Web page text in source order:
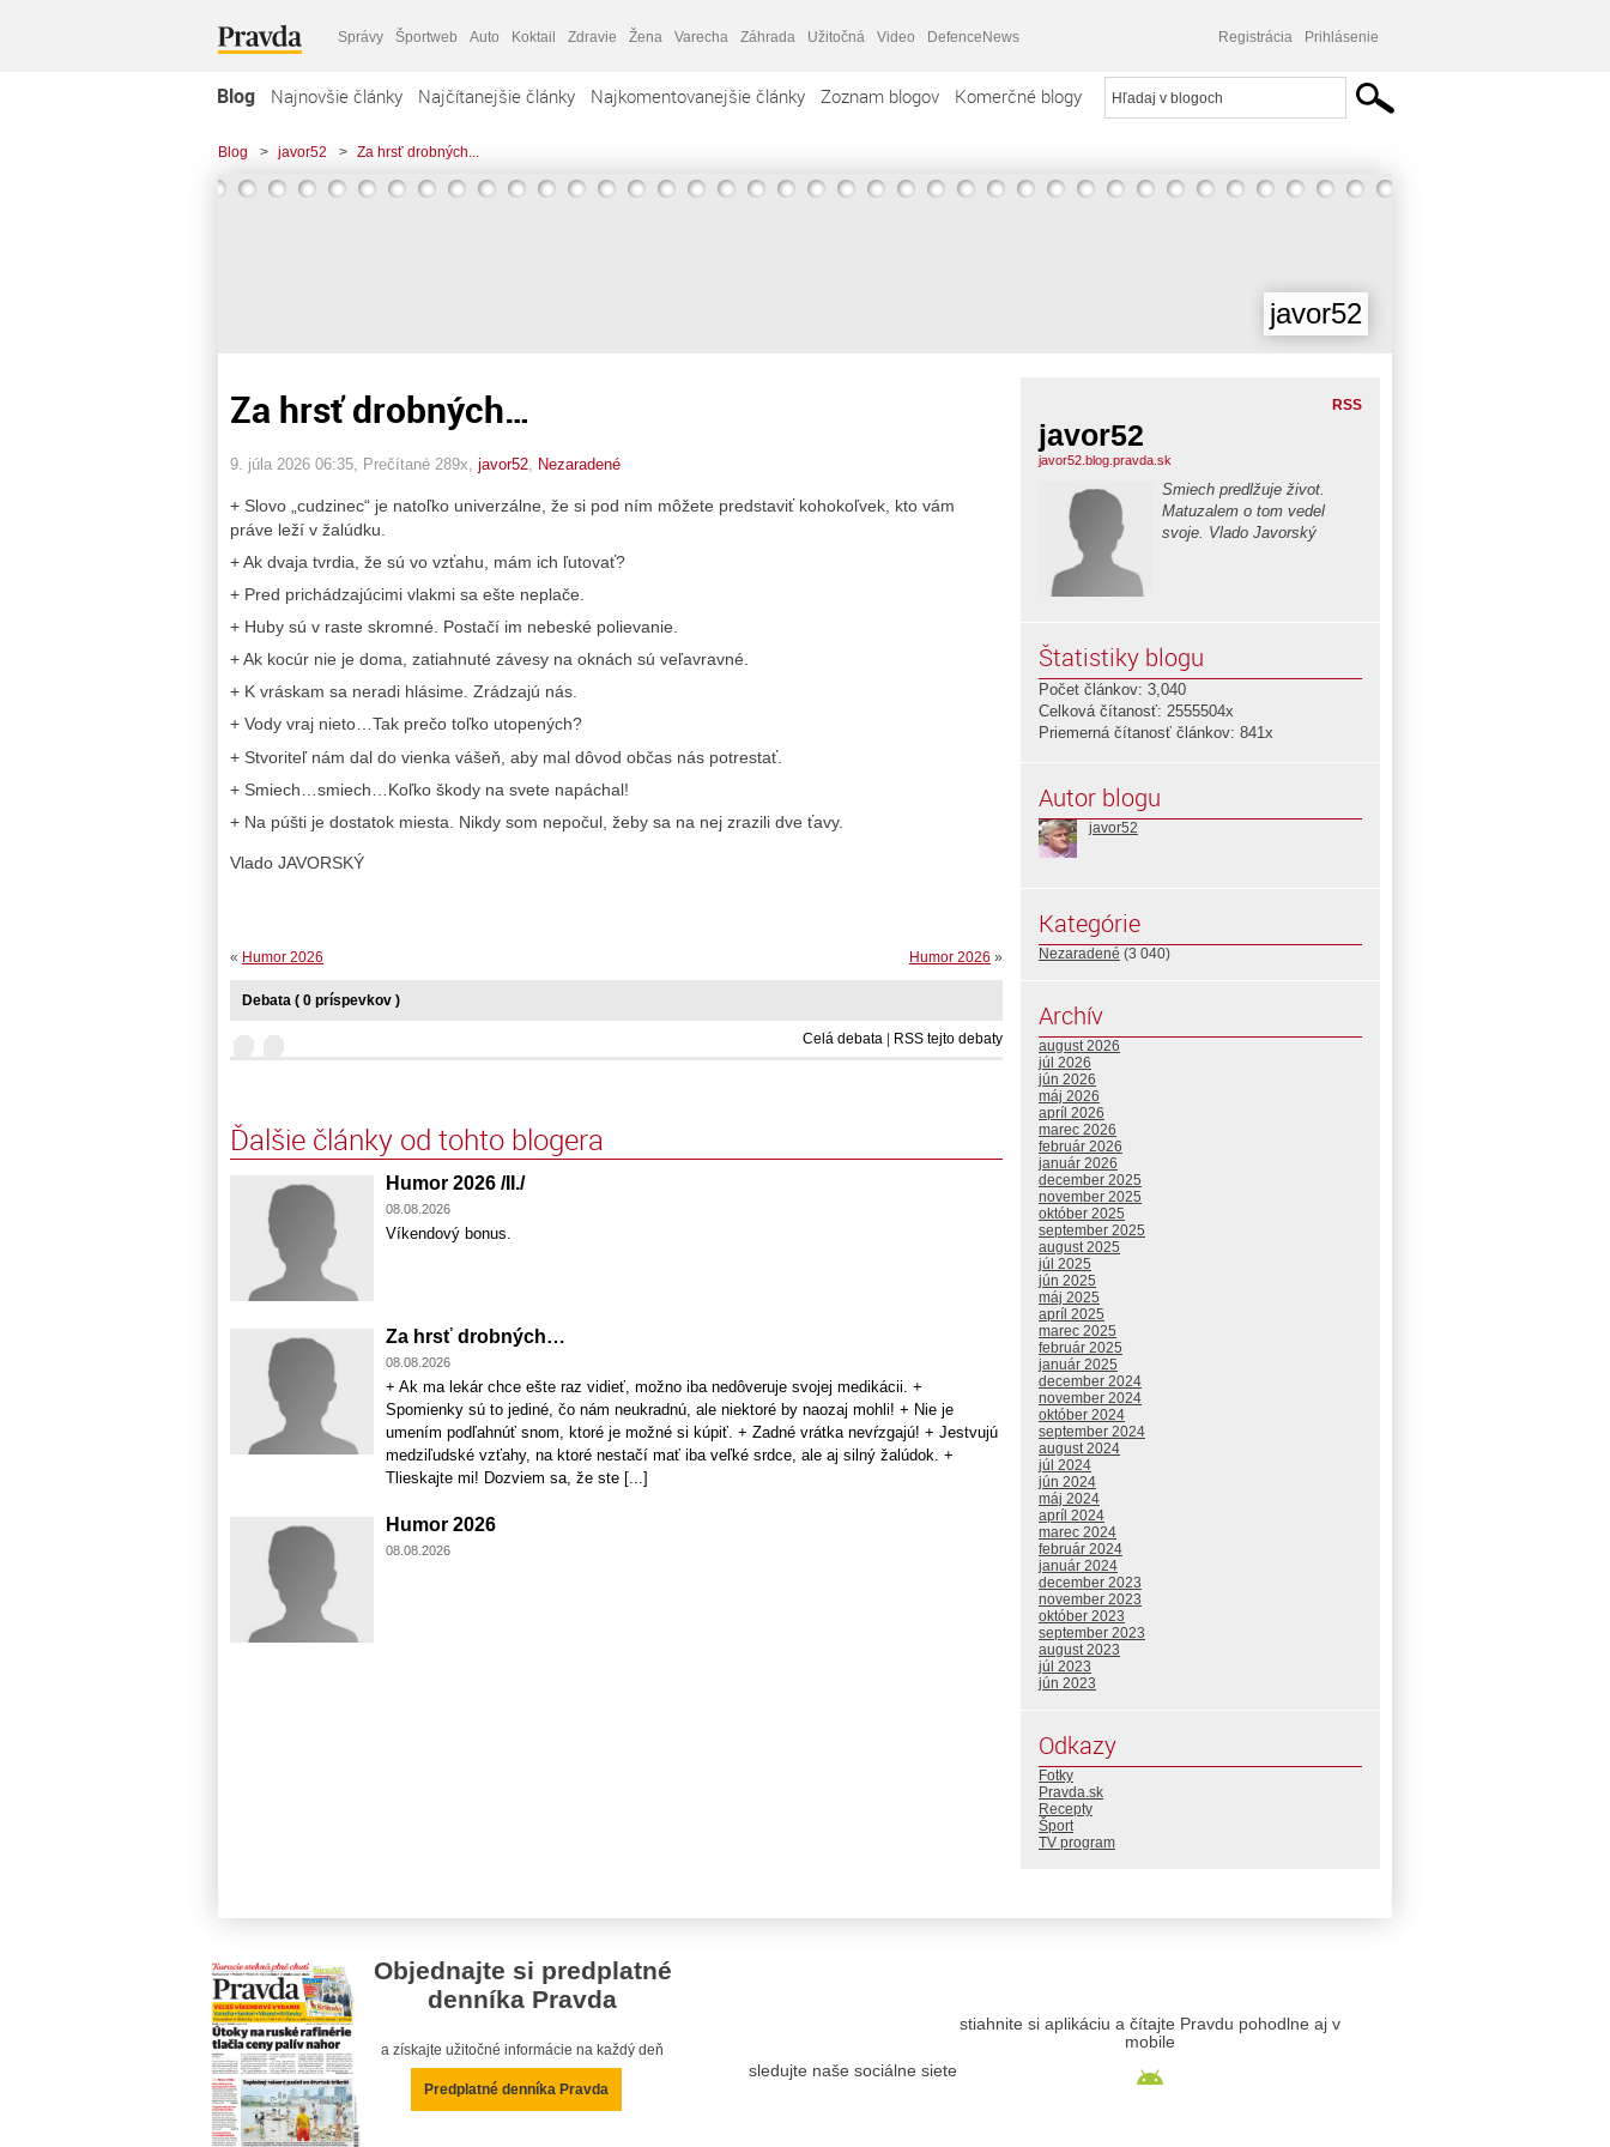
Správy Športweb Auto Koktail Zdravie Žena Varecha Záhrada Užitočná Video DefenceNews Registrácia Prihlásenie
Blog Najnovšie články Najčítanejšie články Najkomentovanejšie články Zoznam blogov Komerčné blogy
Blog > javor52 > Za hrsť drobných...
javor52
Za hrsť drobných…
9. júla 2026 06:35 , Prečítané 289x, javor52 Nezaradené
+ Slovo „cudzinec“ je natoľko univerzálne, že si pod ním môžete predstaviť kohokoľvek, kto vám
práve leží v žalúdku.
+ Ak dvaja tvrdia, že sú vo vzťahu, mám ich ľutovať?
+ Pred prichádzajúcimi vlakmi sa ešte neplače.
+ Huby sú v raste skromné. Postačí im nebeské polievanie.
+ Ak kocúr nie je doma, zatiahnuté závesy na oknách sú veľavravné.
+ K vráskam sa neradi hlásime. Zrádzajú nás.
+ Vody vraj nieto…Tak prečo toľko utopených?
+ Stvoriteľ nám dal do vienka vášeň, aby mal dôvod občas nás potrestať.
+ Smiech…smiech…Koľko škody na svete napáchal!
+ Na púšti je dostatok miesta. Nikdy som nepočul, žeby sa na nej zrazili dve ťavy.
Vlado JAVORSKÝ
Humor 2026 »
« Humor 2026
Debata ( 0 príspevkov )
Celá debata RSS tejto debaty
Ďalšie články od tohto blogera
Humor 2026 /II./
08.08.2026
Víkendový bonus.
Za hrsť drobných…
08.08.2026
+ Ak ma lekár chce ešte raz vidieť, možno iba nedôveruje svojej medikácii. +
Spomienky sú to jediné, čo nám neukradnú, ale niektoré by naozaj mohli! + Nie je
umením podľahnúť snom, ktoré je možné si kúpiť. + Zadné vrátka nevŕzgajú! + Jestvujú
medziľudské vzťahy, na ktoré nestačí mať iba veľké srdce, ale aj silný žalúdok. +
Tlieskajte mi! Dozviem sa, že ste [...]
Humor 2026
08.08.2026
RSS
javor52
javor52.blog.pravda.sk
Smiech predlžuje život.
Matuzalem o tom vedel
svoje. Vlado Javorský
Štatistiky blogu
Počet článkov: 3,040
Celková čítanosť: 2555504x
Priemerná čítanosť článkov: 841x
Autor blogu
javor52
Kategórie
Nezaradené (3 040)
Archív
august 2026
júl 2026
jún 2026
máj 2026
apríl 2026
marec 2026
február 2026
január 2026
december 2025
november 2025
október 2025
september 2025
august 2025
júl 2025
jún 2025
máj 2025
apríl 2025
marec 2025
február 2025
január 2025
december 2024
november 2024
október 2024
september 2024
august 2024
júl 2024
jún 2024
máj 2024
apríl 2024
marec 2024
február 2024
január 2024
december 2023
november 2023
október 2023
september 2023
august 2023
júl 2023
jún 2023
Odkazy
Fotky
Pravda.sk
Recepty
Šport
TV program
Objednajte si predplatné
denníka Pravda
a získajte užitočné informácie na každý deň
Predplatné denníka Pravda
sledujte naše sociálne siete
stiahnite si aplikáciu a čítajte Pravdu pohodlne aj v
mobile